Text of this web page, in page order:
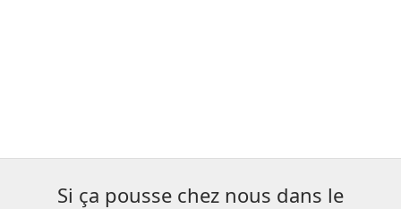
Si ça pousse chez nous dans le